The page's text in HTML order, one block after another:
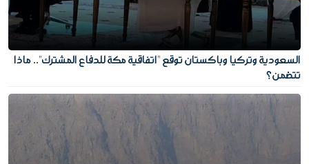
السعودية وتركيا وباكستان توقع "اتفاقية مكة للدفاع المشترك".. ماذا
تتضمن؟